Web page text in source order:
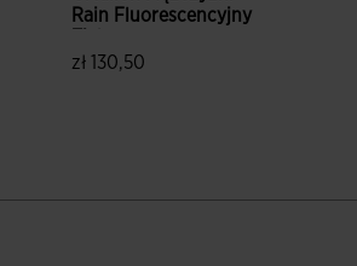
Rain Fluorescencyjny
zł 130,50